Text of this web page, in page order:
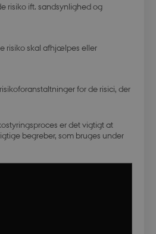
risiko ift. sandsynlighed og
risiko skal afhjælpes eller
for de risici, der
er det vigtigt at
begreber, som bruges under